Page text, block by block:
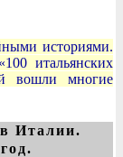
историями.
итальянских
вошли многие
Италии.